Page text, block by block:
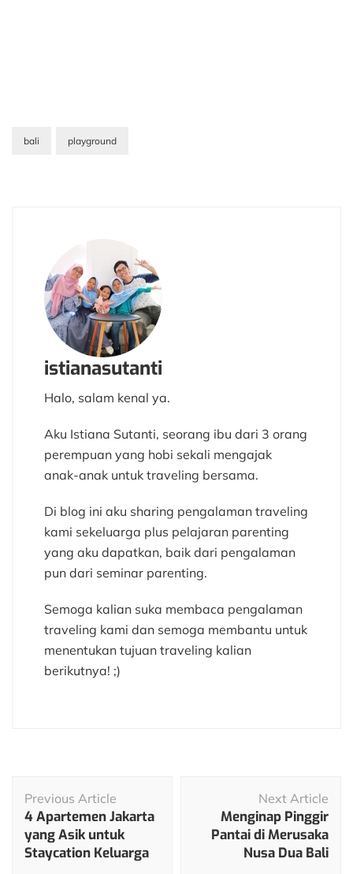
bali playground
istianasutanti
Halo, salam kenal ya.
Aku Istiana Sutanti, seorang ibu dari 3 orang
perempuan yang hobi sekali mengajak
anak-anak untuk traveling bersama.
Di blog ini aku sharing pengalaman traveling
kami sekeluarga plus pelajaran parenting
yang aku dapatkan, baik dari pengalaman
pun dari seminar parenting.
Semoga kalian suka membaca pengalaman
traveling kami dan semoga membantu untuk
menentukan tujuan traveling kalian
berikutnya! ;)
Navigation
Previous Article
4 Apartemen Jakarta
yang Asik untuk
Staycation Keluarga
Next Article
Menginap Pinggir
Pantai di Merusaka
Nusa Dua Bali